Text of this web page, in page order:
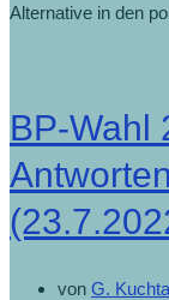
Alternative in den
BP-Wahl
von G. Kuchta